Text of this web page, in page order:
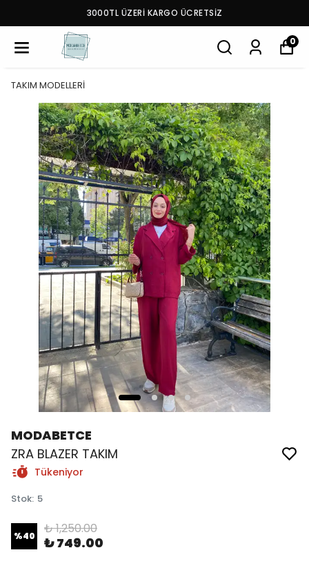
3000TL ÜZERİ KARGO ÜCRETSİZ
0
TAKIM MODELLERİ
MODABETCE
ZRA BLAZER TAKIM
Tükeniyor
Stok: 5
%40 ₺ 1,250.00
₺ 749.00